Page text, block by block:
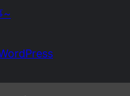
~